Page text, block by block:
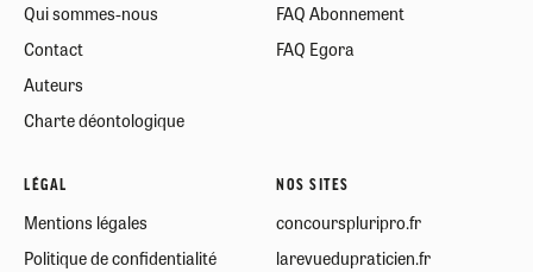
Qui sommes-nous
Contact
Auteurs
Charte déontologique
FAQ Abonnement
FAQ Egora
LÉGAL
Mentions légales
Politique de confidentialité
NOS SITES
concourspluripro.fr
larevuedupraticien.fr